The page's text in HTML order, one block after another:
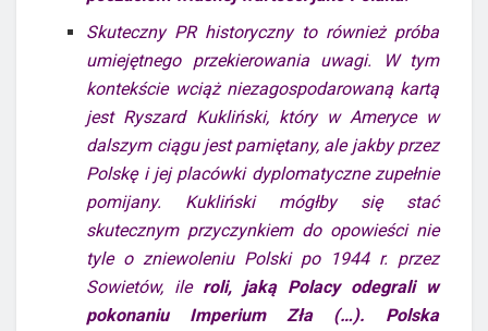
Skuteczny PR historyczny to również próba
umiejętnego przekierowania uwagi. W tym
kontekście wciąż niezagospodarowaną kartą
jest Ryszard Kukliński, który w Ameryce w
dalszym ciągu jest pamiętany, ale jakby przez
Polskę i jej placówki dyplomatyczne zupełnie
pomijany. Kukliński mógłby się stać
skutecznym przyczynkiem do opowieści nie
tyle o zniewoleniu Polski po 1944 r. przez
Sowietów, ile roli, jaką Polacy odegrali w
pokonaniu Imperium Zła (…). Polska